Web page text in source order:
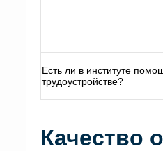
Есть ли в институте
трудоустройстве?
Качество